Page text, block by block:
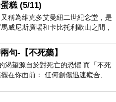
糕 (5/11)
稱為維克多艾曼紐二世紀念堂，是
威尼斯廣場和卡比托利歐山之間，
大利統一後的的第一位國
句-【不死藥】
渴望源自於對死亡的恐懼 而「不死
在你面前： 任何創傷迅速癒合、
消失…堪